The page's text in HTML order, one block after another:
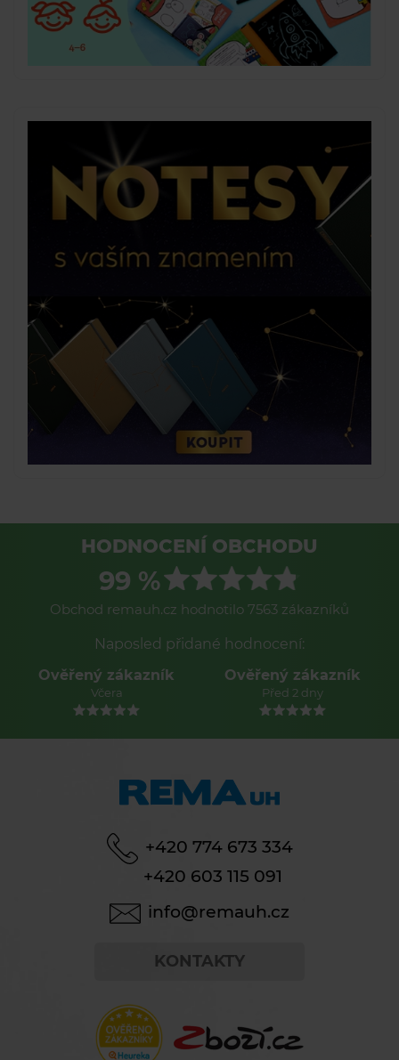
HODNOCENÍ OBCHODU
99 %
Obchod remauh.cz hodnotilo 7563 zákazníků
Naposled přidané hodnocení:
Ověřený zákazník
Včera
Ověřený zákazník
Před 2 dny
+420 774 673 334
+420 603 115 091
info@remauh.cz
KONTAKTY